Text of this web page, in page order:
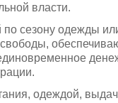
власти.
по сезону одежды
одеждой,